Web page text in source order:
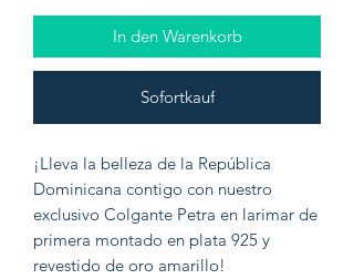
In den Warenkorb
Sofortkauf
¡Lleva la belleza de la República
Dominicana contigo con nuestro
exclusivo Colgante Petra en larimar de
primera montado en plata 925 y
revestido de oro amarillo!